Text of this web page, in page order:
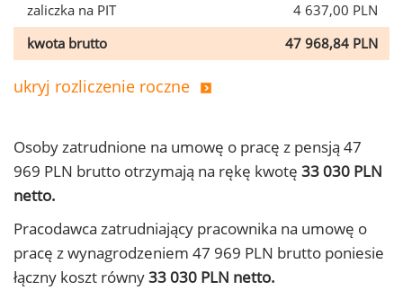
zaliczka na PIT
4 637,00 PLN
kwota brutto
47 968,84 PLN
ukryj rozliczenie roczne
Osoby zatrudnione na umowę o pracę z pensją 47
969 PLN brutto otrzymają na rękę kwotę 33 030 PLN
netto.
Pracodawca zatrudniający pracownika na umowę o
pracę z wynagrodzeniem 47 969 PLN brutto poniesie
łączny koszt równy33 030 PLN netto.